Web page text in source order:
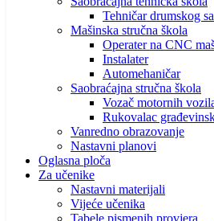
Tehničar drumskog
Mašinska stručna škola
Operater na CNC
Instalater
Automehaničar
Saobraćajna stručna škola
Vozač motornih
Rukovalac
Vanredno obrazovanje
Nastavni planovi
Oglasna ploča
Za učenike
Nastavni materijali
Vijeće učenika
Tabele pismenih provjera